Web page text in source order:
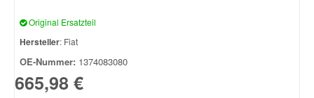
Original Ersatzteil
Hersteller: Fiat
OE-Nummer: 1374083080
665,98 €